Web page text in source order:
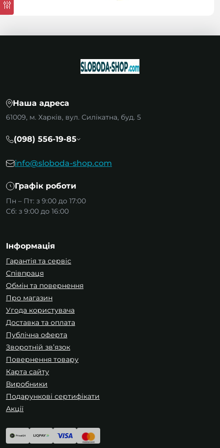
Наша адреса
61009, м. Харків, вул. Силікатна, буд. 5
(098) 556-19-85
info@sloboda-shop.com
Графік роботи
Пн – Пт: з 9:00 до 17:00
Сб: з 9:00 до 16:00
Інформація
Гарантія та сервіс
Співпраця
Обмін та повернення
Про магазин
Угода користувача
Доставка та оплата
Публічна оферта
Зворотній зв’язок
Повернення товару
Карта сайту
Виробники
Подарункові сертифікати
Акції